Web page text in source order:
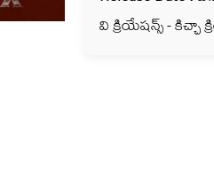
వి క్రియేషన్స్ - కిచ్చా